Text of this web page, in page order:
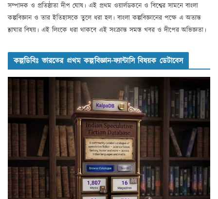
সম্পাদক ও প্রতিষ্ঠাতা দীপ ঘোষ। এই প্রথম ওয়ার্লডকনে ও বিশ্বের সামনে বাংলা
কল্পবিজ্ঞান ও তার ইতিহাসকে তুলে ধরা হল। বাংলা কল্পবিজ্ঞানের পক্ষে এ অত্যন্ত
শ্লাঘার বিষয়। এই লিংকে ধরা থাকবে এই সংক্রান্ত সমস্ত খবর ও দীপের অভিজ্ঞতা।
কল্পডিবিঃ ভারতের প্রথম কল্পবিজ্ঞান-ফ্যান্টাসি বিষয়ক ডেটাবেস